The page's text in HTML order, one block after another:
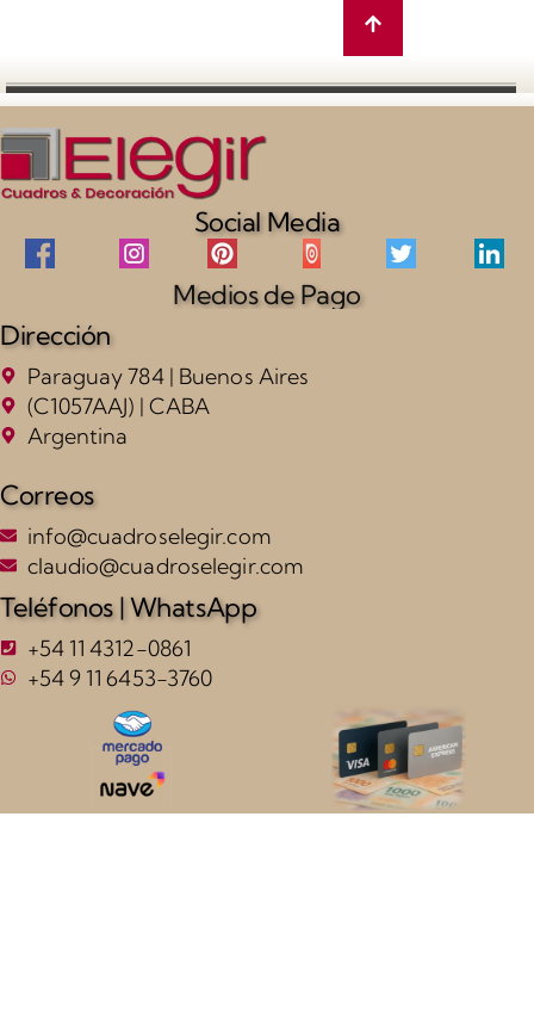
Social Media
Medios de Pago
Dirección
Paraguay 784 | Buenos Aires
(C1057AAJ) | CABA
Argentina
Correos
info@cuadroselegir.com
claudio@cuadroselegir.com
Teléfonos | WhatsApp
+54 11 4312-0861
+54 9 11 6453-3760